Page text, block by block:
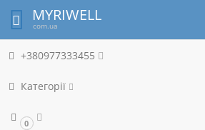
MYRIWELL
com.ua
+380977333455
Категорії
0